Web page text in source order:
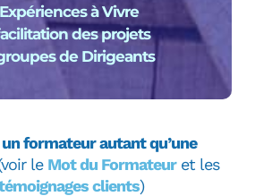
à Vivre
des projets
de Dirigeants
formateur autant qu’une
le Mot du Formateuret les
clients)